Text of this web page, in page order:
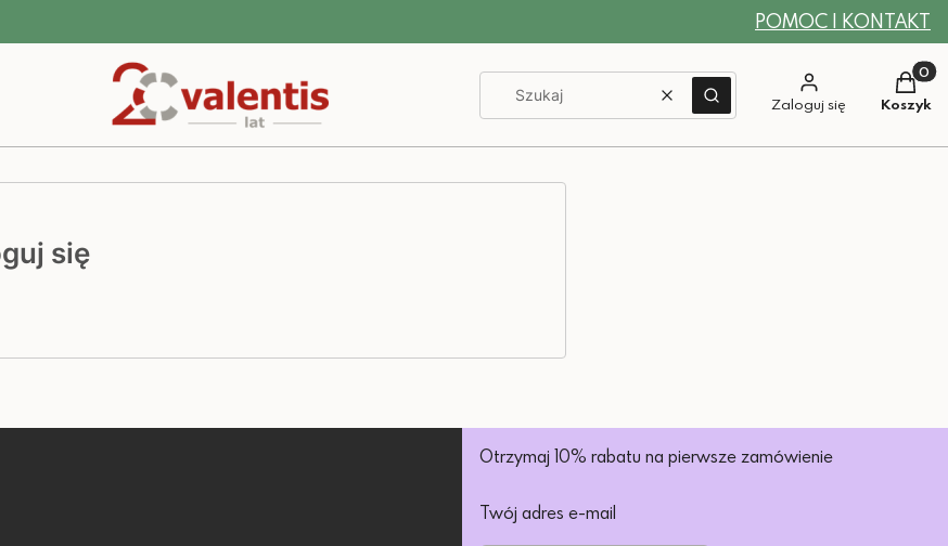
POMOC I KONTAKT
WyczyśćSzukaj Zaloguj się Koszyk
się
Otrzymaj 10% rabatu na pierwsze zamówienie
Twój adres e-mail